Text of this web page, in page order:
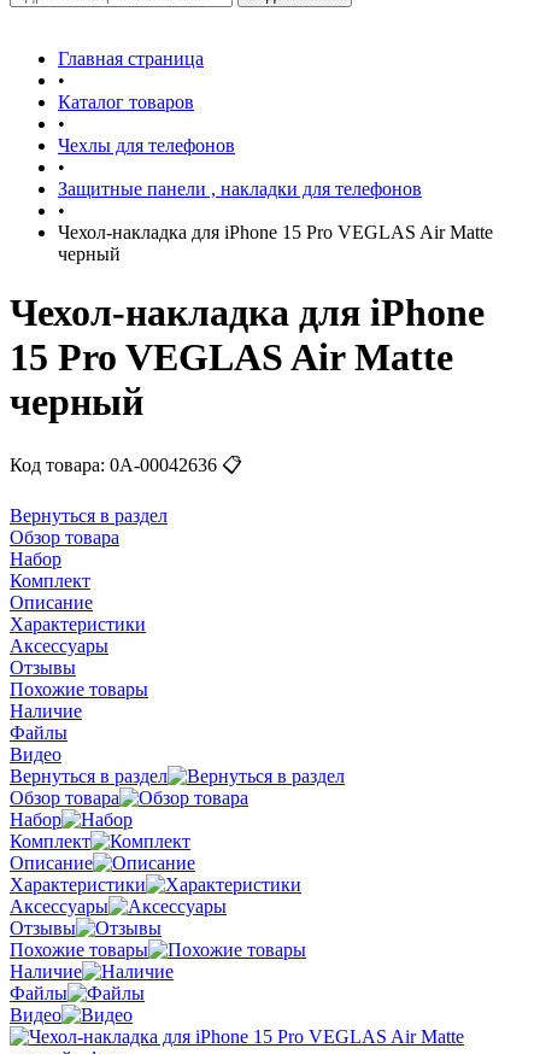
Главная страница
•
Каталог товаров
•
Чехлы для телефонов
•
Защитные панели , накладки для телефонов
•
Чехол-накладка для iPhone 15 Pro VEGLAS Air Matte
черный
Чехол-накладка для iPhone
15 Pro VEGLAS Air Matte
черный
Код товара: 0А-00042636 📋
Вернуться в раздел
Обзор товара
Набор
Комплект
Описание
Характеристики
Аксессуары
Отзывы
Похожие товары
Наличие
Файлы
Видео
Вернуться в раздел
Обзор товара
Набор
Комплект
Описание
Характеристики
Аксессуары
Отзывы
Похожие товары
Наличие
Файлы
Видео